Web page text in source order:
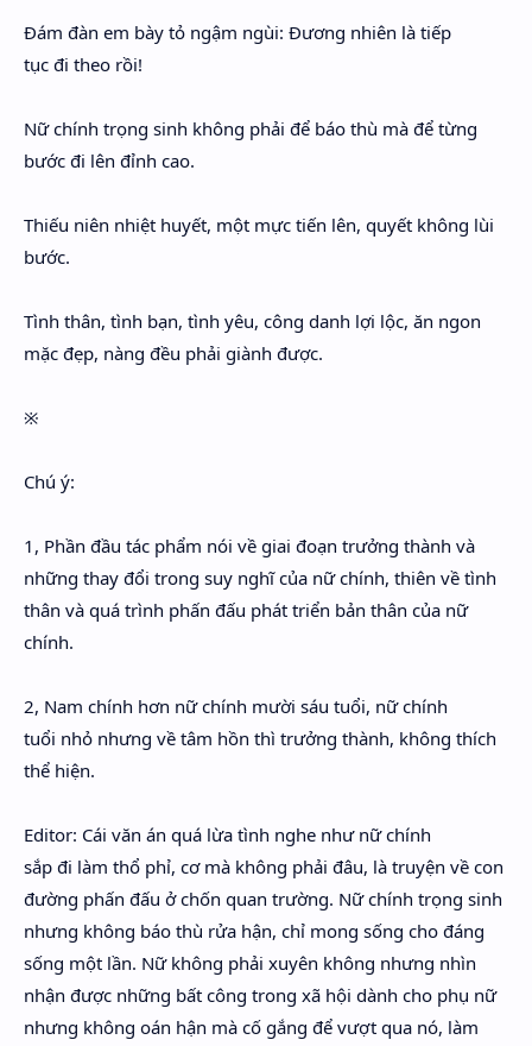
Đám đàn em bày tỏ ngậm ngùi: Đương nhiên là tiếp
tục đi theo rồi!
Nữ chính trọng sinh không phải để báo thù mà để từng
bước đi lên đỉnh cao.
Thiếu niên nhiệt huyết, một mực tiến lên, quyết không lùi
bước.
Tình thân, tình bạn, tình yêu, công danh lợi lộc, ăn ngon
mặc đẹp, nàng đều phải giành được.
※
Chú ý:
1, Phần đầu tác phẩm nói về giai đoạn trưởng thành và
những thay đổi trong suy nghĩ của nữ chính, thiên về tình
thân và quá trình phấn đấu phát triển bản thân của nữ
chính.
2, Nam chính hơn nữ chính mười sáu tuổi, nữ chính
tuổi nhỏ nhưng về tâm hồn thì trưởng thành, không thích
thể hiện.
Editor: Cái văn án quá lừa tình nghe như nữ chính
sắp đi làm thổ phỉ, cơ mà không phải đâu, là truyện về con
đường phấn đấu ở chốn quan trường. Nữ chính trọng sinh
nhưng không báo thù rửa hận, chỉ mong sống cho đáng
sống một lần. Nữ không phải xuyên không nhưng nhìn
nhận được những bất công trong xã hội dành cho phụ nữ
nhưng không oán hận mà cố gắng để vượt qua nó, làm